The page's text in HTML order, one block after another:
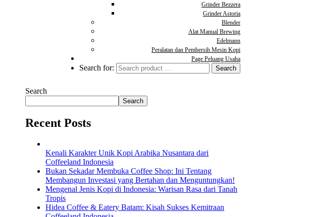
Grinder Bezzera
Grinder Astoria
Blender
Alat Manual Brewing
Edelmann
Peralatan dan Pembersih Mesin Kopi
Page Peluang Usaha
Search for:
Search
Search
Recent Posts
Kenali Karakter Unik Kopi Arabika Nusantara dari
Coffeeland Indonesia
Bukan Sekadar Membuka Coffee Shop: Ini Tentang
Membangun Investasi yang Bertahan dan Menguntungkan!
Mengenal Jenis Kopi di Indonesia: Warisan Rasa dari Tanah
Tropis
Hidea Coffee & Eatery Batam: Kisah Sukses Kemitraan